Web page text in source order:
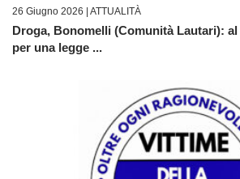
26 Giugno 2026 | ATTUALITÀ
Droga, Bonomelli (Comunità Lautari):
per una legge ...